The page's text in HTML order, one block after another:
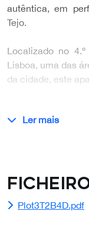
autêntica, em
Tejo.
Localizado no
Lisboa, uma das
da cidade, este
Ler mais
Plot3T2B4D.pdf